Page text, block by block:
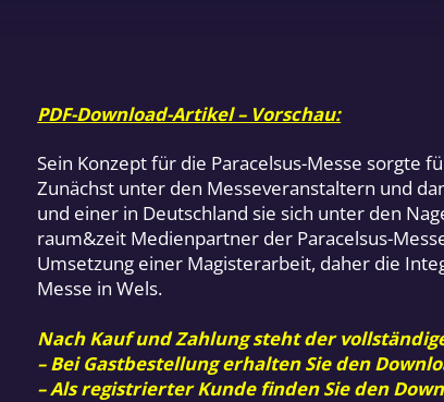
PDF-Download-Artikel – Vorschau:
Sein Konzept für die Paracelsus-Messe sorgte
Zunächst unter den Messeveranstaltern und
und einer in Deutschland sie sich unter den
raum&zeit Medienpartner der Paracelsus-
Umsetzung einer Magisterarbeit, daher die
Messe in Wels.
Nach Kauf und Zahlung steht der
– Bei Gastbestellung erhalten Sie den
– Als registrierter Kunde finden Sie den